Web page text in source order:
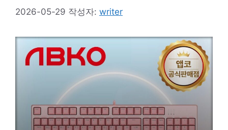
2026-05-29 작성자: writer